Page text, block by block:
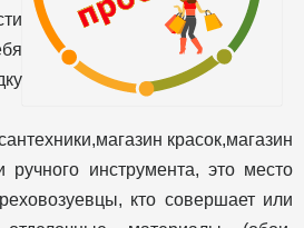
красок,магазин
ручного инструмента, это место
кто совершает или